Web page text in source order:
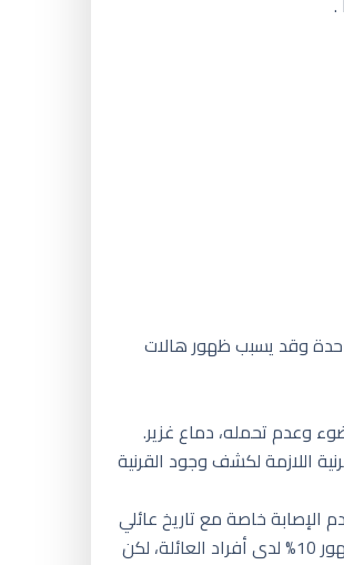
وقد يسبب ظهور هالات
وعدم تحمله، دماع غزير.
اللازمة لكشف وجود القرنية
خاصة مع تاريخ عائلي
بالحالة أو وجود عوامل الخطورة للإصابة بالقرنية المخروطية، إذ أن للوراثة دور مهم في انتقال مرض القرنية المخروطية حيث كان يقدر سابقًا بنسبة ظهور 10% لدى أفراد العائلة، لكن